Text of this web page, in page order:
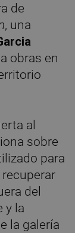
de
, una
obras en
al
sobre
para
del
y la
la galería